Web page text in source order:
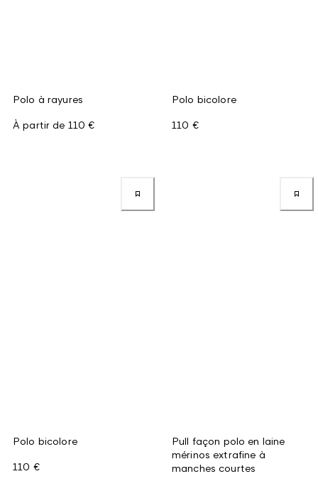
Polo à rayures
À partir de 110 €
Polo bicolore
110 €
Polo bicolore
110 €
Pull façon polo en laine
mérinos extrafine à
manches courtes